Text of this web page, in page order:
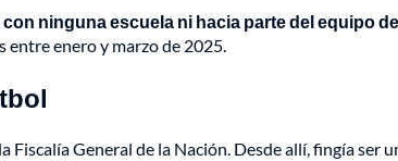
ninguna escuela ni hacia parte del equipo de
entre enero y marzo de 2025.
Fiscalía General de la Nación. Desde allí, fingía ser